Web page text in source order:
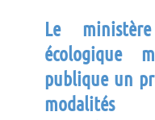
Le
écologique
publique un
modalités